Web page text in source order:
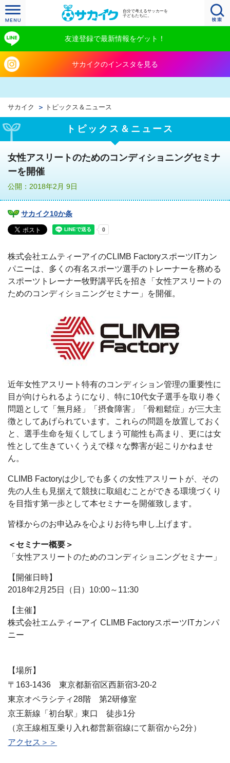
自分で考えるサッカーを
子どもたちに。
友達登録で最新情報をゲット！
サカイクのインスタを見る
サカイク トピックス＆ニュース
トピックス＆ニュース
女性アスリートのためのコンディショニングセミナ
ーを開催
公開：2018年2月 9日
サカイク10か条
株式会社エムティーアイのCLIMB FactoryスポーツITカン
パニーは、多くの有名スポーツ選手のトレーナーを務める
スポーツトレーナー牧野講平氏を招き「女性アスリートの
ためのコンディショニングセミナー」を開催。
近年女性アスリート特有のコンディション管理の重要性に
目が向けられるようになり、特に10代女子選手を取り巻く
問題として「無月経」「摂食障害」「骨粗鬆症」が三大主
徴としてあげられています。これらの問題を放置しておく
と、選手生命を短くしてしまう可能性も高まり、更には女
性として生きていくうえで様々な弊害が起こりかねませ
ん。
CLIMB Factoryは少しでも多くの女性アスリートが、その
先の人生も見据えて競技に取組むことができる環境づくり
を目指す第一歩として本セミナーを開催致します。
皆様からのお申込みを心よりお待ち申し上げます。
＜セミナー概要＞
「女性アスリートのためのコンディショニングセミナー」
【開催日時】
2018年2月25日（日）10:00～11:30
【主催】
株式会社エムティーアイ CLIMB FactoryスポーツITカンパ
ニー
【場所】
〒163-1436 東京都新宿区西新宿3-20-2
東京オペラシティ28階 第2研修室
京王新線「初台駅」東口 徒歩1分
（京王線相互乗り入れ都営新宿線にて新宿から2分）
アクセス＞＞